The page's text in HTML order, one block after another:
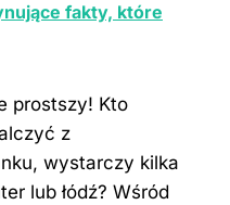
fakty, które
prostszy! Kto
z
wystarczy kilka
lub łódź? Wśród